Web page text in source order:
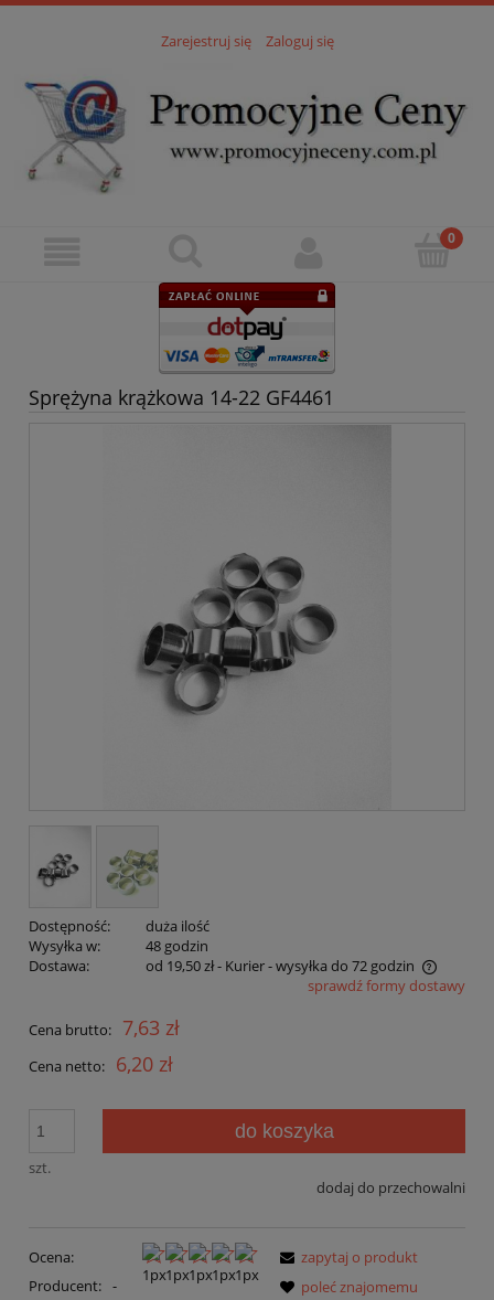
Zarejestruj się Zaloguj się
Sprężyna krążkowa 14-22 GF4461
Dostępność:
duża ilość
Wysyłka w:
48 godzin
Dostawa:
od 19,50 zł- Kurier - wysyłka do 72 godzin
Cena nie zawiera ewentualnych kosztów płatnościsprawdź formy dostawy
Cena brutto: 7,63 zł
Cena netto: 6,20 zł
szt.
do koszyka
dodaj do przechowalni
Ocena:
Producent: -
zapytaj o produkt
poleć znajomemu